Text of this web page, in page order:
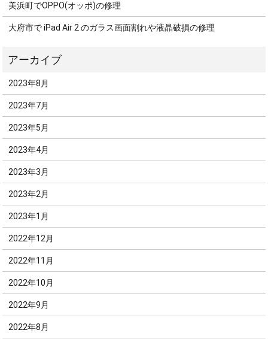
美浜町でOPPO(オッポ)の修理
大府市で iPad Air 2 のガラス画面割れや液晶破損の修理
2023年8月
2023年7月
2023年5月
2023年4月
2023年3月
2023年2月
2023年1月
2022年12月
2022年11月
2022年10月
2022年9月
2022年8月